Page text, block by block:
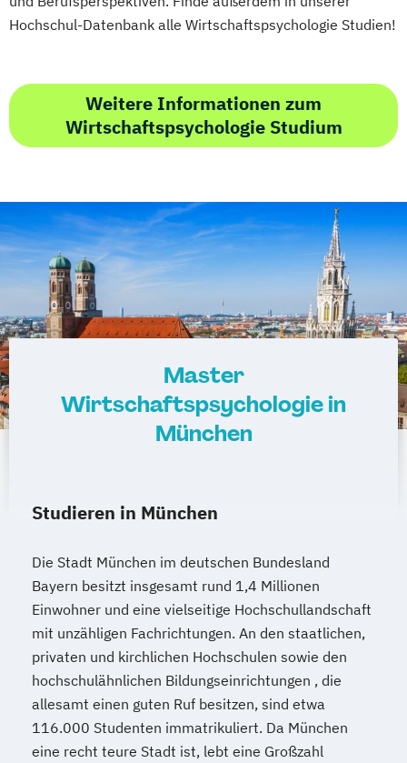
Hochschul-Datenbank alle Wirtschaftspsychologie Studien!
Weitere Informationen zum
Wirtschaftspsychologie Studium
Master
Wirtschaftspsychologie in
München
Studieren in München
Die Stadt München im deutschen Bundesland
Bayern besitzt insgesamt rund 1,4 Millionen
Einwohner und eine vielseitige Hochschullandschaft
mit unzähligen Fachrichtungen. An den staatlichen,
privaten und kirchlichen Hochschulen sowie den
hochschulähnlichen Bildungseinrichtungen , die
allesamt einen guten Ruf besitzen, sind etwa
116.000 Studenten immatrikuliert. Da München
eine recht teure Stadt ist, lebt eine Großzahl